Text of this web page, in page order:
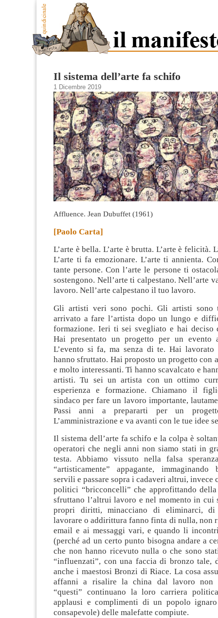
Il sistema dell’arte fa schifo
1 Dicembre 2019
Affluence. Jean Dubuffet (1961)
[Paolo Carta]
L’arte è bella. L’arte è brutta. L’arte è felicità.
L’arte ti fa emozionare. L’arte ti annienta.
tante persone. Con l’arte le persone ti
sostengono. Nell’arte ti calpestano. Nell’arte
lavoro. Nell’arte calpestano il tuo lavoro.
Gli artisti veri sono pochi. Gli artisti sono
arrivato a fare l’artista dopo un lungo e
formazione. Ieri ti sei svegliato e hai deciso
Hai presentato un progetto per un evento
L’evento si fa, ma senza di te. Hai lavorato
hanno sfruttato. Hai proposto un progetto con
e molto interessanti. Ti hanno scavalcato e
artisti. Tu sei un artista con un ottimo
esperienza e formazione. Chiamano il
sindaco per fare un lavoro importante,
Passi anni a prepararti per un
L’amministrazione e va avanti con le tue idee
Il sistema dell’arte fa schifo e la colpa è
operatori che negli anni non siamo stati in
testa. Abbiamo vissuto nella falsa
“artisticamente” appagante, immaginando
servili e passare sopra i cadaveri altrui, invece
politici “bricconcelli” che approfittando
sfruttano l’altrui lavoro e nel momento in cui
propri diritti, minacciano di eliminarci,
lavorare o addirittura fanno finta di nulla, non
email e ai messaggi vari, e quando li
(perché ad un certo punto bisogna andare a
che non hanno ricevuto nulla o che sono
“influenzati”, con una faccia di bronzo tale,
anche i maestosi Bronzi di Riace. La cosa
affanni a risalire la china dal lavoro non
“questi” continuano la loro carriera
applausi e complimenti di un popolo
consapevole) delle malefatte compiute.